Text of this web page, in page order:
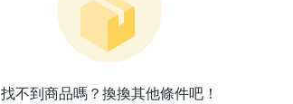
找不到商品嗎？換換其他條件吧！